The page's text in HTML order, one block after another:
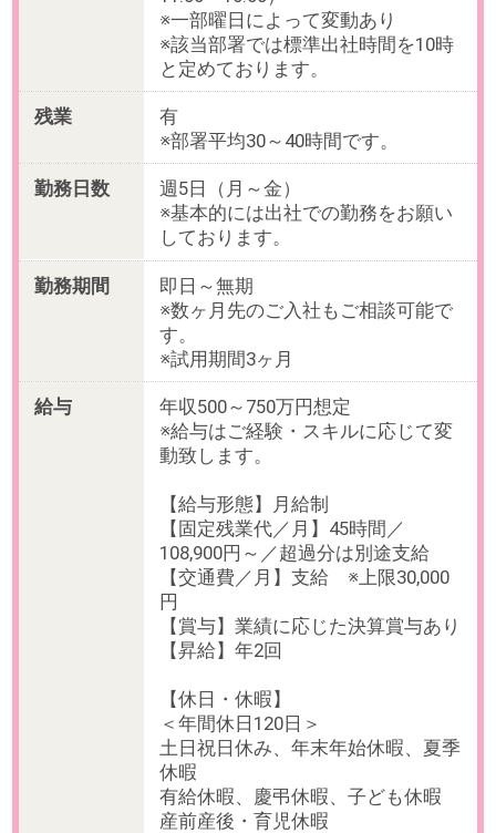
【福利厚生】
社会保険完備、書籍購入支援制度、
部内懇親会費用補助、社内交流ラン
チ費用補助、部活動支援制度
雇用形態 職業紹介(正社員)
職種詳細
お仕事内容
同社はインフルエンサーマーケティ
ングを主力事業とする急成長企業で
本ポジションでは採用チームリーダ
ーとして、採用計画の立案から実行
まで採用業務全般をお任せします。
【業務内容詳細】
▼中途採用
・応募者対応（選考の連絡及び日程
調整等）
・内定者フォロー（各種書類作成や
連絡対応）
・採用媒体選定および対応
・ダイレクトリクルーティング施策
・採用計画の立案とKPI管理や改善
▼新卒採用
・新卒採用に係る業務全般（説明会
運営・面接対応・日程調整・採用広
報業務等）
▼採用広報
・採用記事作成（インタビュー・書
き起こし・写真撮影やレイアウト検
・ステークホルダーとのコミュニケ
ーション
・採用データ取りまとめと改善対応
・入社対応、オンボーディングフォ
・採用チームメンバーの育成
カジュアル（ジーンズ可）